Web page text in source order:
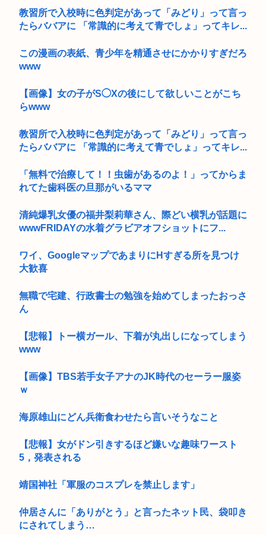
教習所で入校時に色判定があって「みどり」って言っ
たらババアに 「常識的に考えて青でしょ」ってキレ...
この漫画の表紙、青少年を精通させにかかりすぎだろ
www
【画像】女の子がS◯Xの後にして欲しいことがこち
らwww
教習所で入校時に色判定があって「みどり」って言っ
たらババアに 「常識的に考えて青でしょ」ってキレ...
「無料で治療して！！虫歯があるのよ！」ってからま
れてた歯科医の旦那がいるママ
清純爆乳女優の福井梨莉華さん、際どい横乳が話題に
wwwFRIDAYの水着グラビアオフショットにフ...
ワイ、GoogleマップであまりにΗすぎる所を見つけ
大歓喜
無職で宅建、行政書士の勉強を始めてしまったおっさ
ん
【悲報】トー横ガール、下着が丸出しになってしまう
www
【画像】TBS若手女子アナのJK時代のセーラー服姿
ｗ
海原雄山にどん兵衛食わせたら言いそうなこと
【悲報】女がドン引きするほど嫌いな趣味ワースト
5，発表される
靖国神社「軍服のコスプレを禁止します」
仲居さんに「ありがとう」と言ったネット民、袋叩き
にされてしまう…